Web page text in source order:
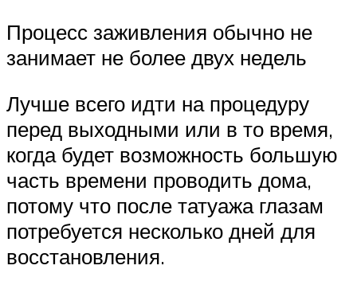
Процесс заживления обычно не
занимает не более двух недель
Лучше всего идти на процедуру
перед выходными или в то время,
когда будет возможность большую
часть времени проводить дома,
потому что после татуажа глазам
потребуется несколько дней для
восстановления.